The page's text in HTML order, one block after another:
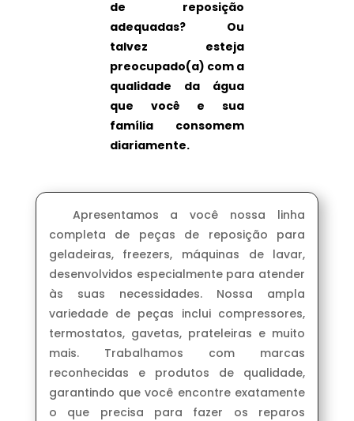
de reposição
adequadas? Ou
talvez esteja
preocupado(a) com a
qualidade da água
que você e sua
família consomem
diariamente.
Apresentamos a você nossa linha
completa de peças de reposição para
geladeiras, freezers, máquinas de lavar,
desenvolvidos especialmente para atender
às suas necessidades. Nossa ampla
variedade de peças inclui compressores,
termostatos, gavetas, prateleiras e muito
mais. Trabalhamos com marcas
reconhecidas e produtos de qualidade,
garantindo que você encontre exatamente
o que precisa para fazer os reparos